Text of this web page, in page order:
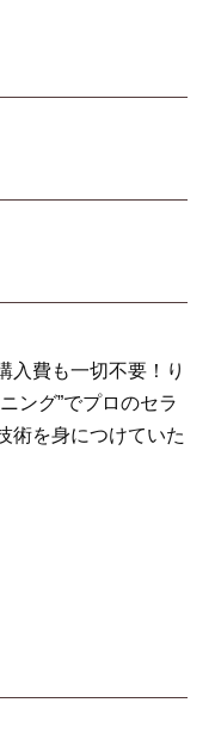
入費も一切不要！り
ング”でプロのセラ
術を身につけていた